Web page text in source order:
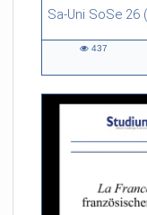
Sa-Uni SoSe 26
46:53 duration
437